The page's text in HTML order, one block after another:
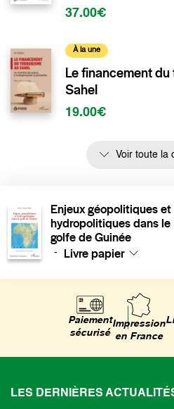
37.00€
À la une
Le financement
Sahel
19.00€
Voir toute la
Enjeux géopolitiques et
hydropolitiques dans le
golfe de Guinée
- Livre papier
Paiement
sécurisé
Impression
en France
LES DERNIÈRES